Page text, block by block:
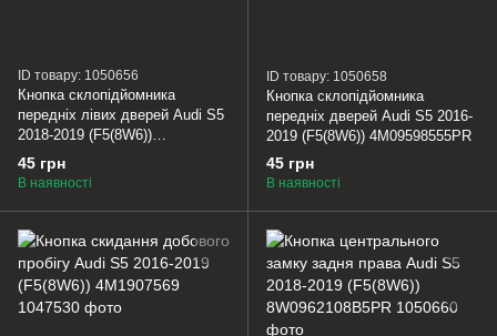
ID товару: 1050656
Кнопка склопідйомника
передніх лівих дверей Audi S5
2018-2019 (F5(8W6))
8W0959851E5PR
45 грн
В наявності
ID товару: 1050658
Кнопка склопідйомника
передніх дверей Audi S5 2016-
2019 (F5(8W6)) 4M09598555PR
45 грн
В наявності